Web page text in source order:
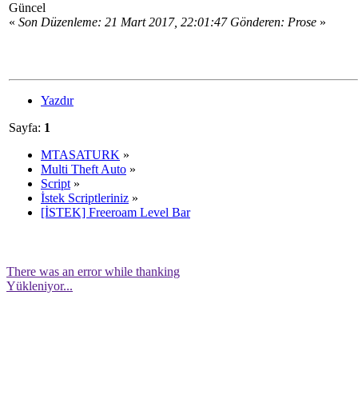
Güncel
« Son Düzenleme: 21 Mart 2017, 22:01:47 Gönderen: Prose »
Yazdır
Sayfa: 1
MTASATURK »
Multi Theft Auto »
Script»
İstek Scriptleriniz »
[İSTEK] Freeroam Level Bar
There was an error while thanking
Yükleniyor...